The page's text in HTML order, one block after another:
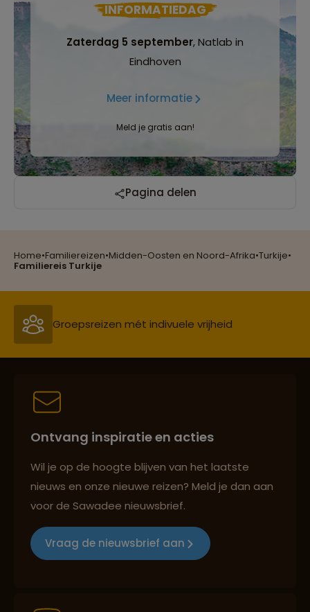
Home•Familiereizen•Midden-Oosten en Noord-Afrika•Turkije•
Familiereis Turkije
INFORMATIEDAG
Zaterdag 5 september, Natlab in
Eindhoven
Meer informatie
Meld je gratis aan!
Pagina delen
Reizen met oog voor mens, cultuur en milieu
Groepsreizen mét indivuele vrijheid
Persoonlijk en deskundig reisadvies
Best beoordeelde reisroutes
Groepsreizen mét indivuele vrijheid
Ontvang inspiratie en acties
Wil je op de hoogte blijven van het laatste
nieuws en onze nieuwe reizen? Meld je dan aan
voor de Sawadee nieuwsbrief.
Vraag de nieuwsbrief aan